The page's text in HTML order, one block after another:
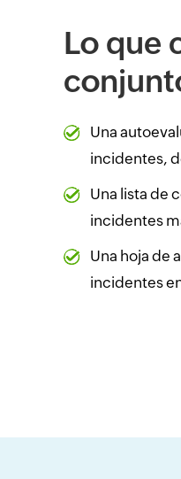
Lo que
Una
incidentes,
Una lista de
incidentes
Una hoja de
incidentes